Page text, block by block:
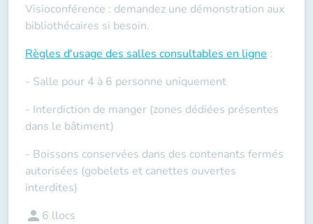
Visioconférence : demandez une démonstration aux
bibliothécaires si besoin.
Règles d'usage des salles consultables en ligne :
- Salle pour 4 à 6 personne uniquement
- Interdiction de manger (zones dédiées présentes
dans le bâtiment)
- Boissons conservées dans des contenants fermés
autorisées (gobelets et canettes ouvertes
interdites)
person 6 llocs